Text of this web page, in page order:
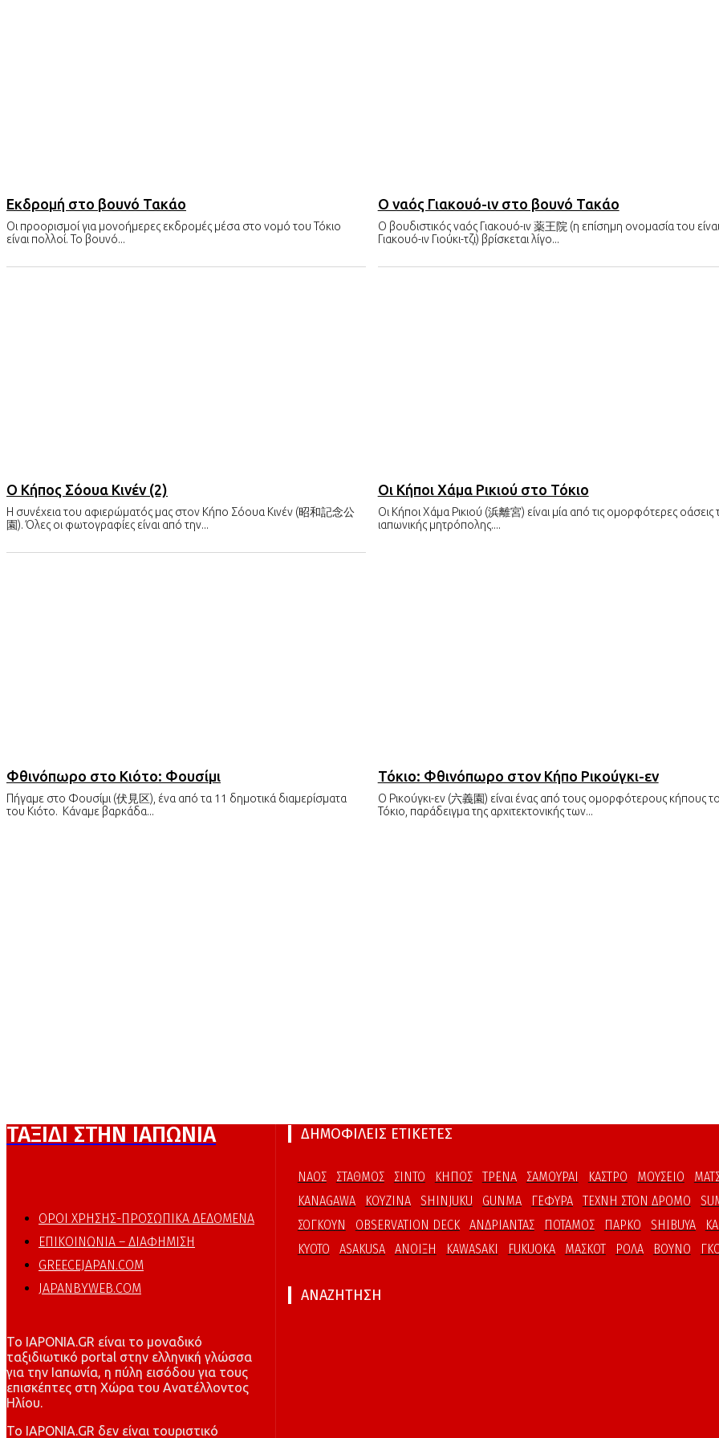
Εκδρομή στο βουνό Τακάο
Οι προορισμοί για μονοήμερες εκδρομές μέσα στο νομό του Τόκιο
είναι πολλοί. Το βουνό...
Ο ναός Γιακουό-ιν στο βουνό Τακάο
Ο βουδιστικός ναός Γιακουό-ιν 薬王院 (η επίσημη ονομασία του είναι
Γιακουό-ιν Γιούκι-τζι) βρίσκεται λίγο...
Ο Κήπος Σόουα Κινέν (2)
Η συνέχεια του αφιερώματός μας στον Κήπο Σόουα Κινέν (昭和記念公
園). Όλες οι φωτογραφίες είναι από την...
Οι Κήποι Χάμα Ρικιού στο Τόκιο
Οι Κήποι Χάμα Ρικιού (浜離宮) είναι μία από τις ομορφότερες οάσεις
ιαπωνικής μητρόπολης....
Φθινόπωρο στο Κιότο: Φουσίμι
Πήγαμε στο Φουσίμι (伏見区), ένα από τα 11 δημοτικά διαμερίσματα
του Κιότο. Κάναμε βαρκάδα...
Τόκιο: Φθινόπωρο στον Κήπο Ρικούγκι-εν
Ο Ρικούγκι-εν (六義園) είναι ένας από τους ομορφότερους κήπους
Τόκιο, παράδειγμα της αρχιτεκτονικής των...
ΤΑΞΙΔΙ ΣΤΗΝ ΙΑΠΩΝΙΑ
ΟΡΟΙ ΧΡΗΣΗΣ-ΠΡΟΣΩΠΙΚΑ ΔΕΔΟΜΕΝΑ
ΕΠΙΚΟΙΝΩΝΙΑ – ΔΙΑΦΗΜΙΣΗ
GREECEJAPAN.COM
JAPANBYWEB.COM
To IAPONIA.GR είναι το μοναδικό
ταξιδιωτικό portal στην ελληνική γλώσσα
για την Ιαπωνία, η πύλη εισόδου για τους
επισκέπτες στη Χώρα του Ανατέλλοντος
Ηλίου.
To IAPONIA.GR δεν είναι τουριστικό
ΔΗΜΟΦΙΛΕΙΣ ΕΤΙΚΕΤΕΣ
ΝΑΟΣ ΣΤΑΘΜΟΣ ΣΙΝΤΟ ΚΗΠΟΣ ΤΡΕΝΑ ΣΑΜΟΥΡΑΙ ΚΑΣΤΡΟ ΜΟΥΣΕΙΟ
KANAGAWA
ΚΟΥΖΙΝΑ SHINJUKU GUNMA ΓΕΦΥΡΑ ΤΕΧΝΗ ΣΤΟΝ ΔΡΟΜΟ
ΣΟΓΚΟΥΝ
OBSERVATION DECK ΑΝΔΡΙΑΝΤΑΣ ΠΟΤΑΜΟΣ ΠΑΡΚΟ SHIBUYA
KYOTO
ASAKUSA ΑΝΟΙΞΗ KAWASAKI FUKUOKA ΜΑΣΚΟΤ ΡΟΛΑ ΒΟΥΝΟ
ΑΝΑΖΗΤΗΣΗ